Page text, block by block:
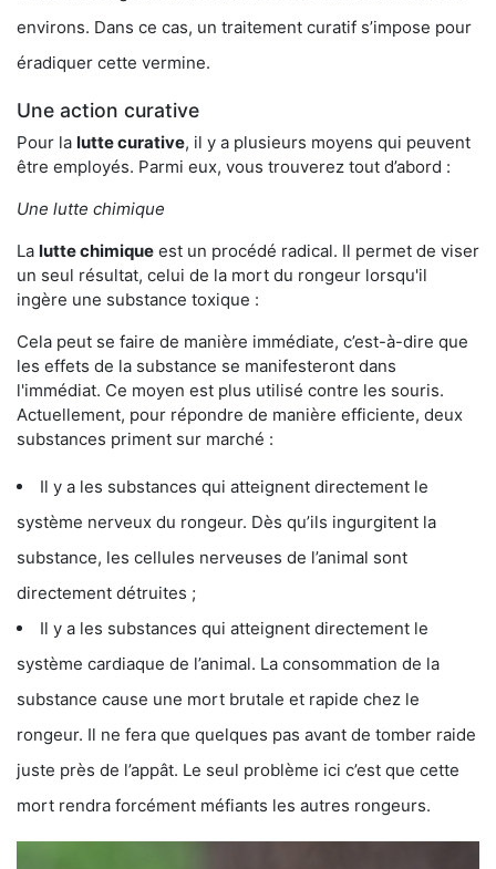
environs. Dans ce cas, un traitement curatif s’impose pour
éradiquer cette vermine.
Une action curative
Pour la lutte curative, il y a plusieurs moyens qui peuvent
être employés. Parmi eux, vous trouverez tout d’abord :
Une lutte chimique
La lutte chimique est un procédé radical. Il permet de viser
un seul résultat, celui de la mort du rongeur lorsqu'il
ingère une substance toxique :
Cela peut se faire de manière immédiate, c’est-à-dire que
les effets de la substance se manifesteront dans
l'immédiat. Ce moyen est plus utilisé contre les souris.
Actuellement, pour répondre de manière efficiente, deux
substances priment sur marché :
Il y a les substances qui atteignent directement le
système nerveux du rongeur. Dès qu’ils ingurgitent la
substance, les cellules nerveuses de l’animal sont
directement détruites ;
Il y a les substances qui atteignent directement le
système cardiaque de l’animal. La consommation de la
substance cause une mort brutale et rapide chez le
rongeur. Il ne fera que quelques pas avant de tomber raide
juste près de l’appât. Le seul problème ici c’est que cette
mort rendra forcément méfiants les autres rongeurs.